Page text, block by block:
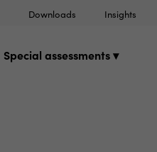
Downloads Insights
Special assessments ▾